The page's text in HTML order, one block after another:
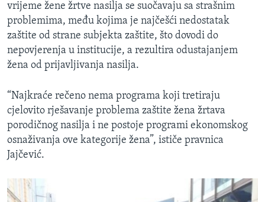
vrijeme žene žrtve nasilja se suočavaju sa strašnim
problemima, među kojima je najčešći nedostatak
zaštite od strane subjekta zaštite, što dovodi do
nepovjerenja u institucije, a rezultira odustajanjem
žena od prijavljivanja nasilja.
“Najkraće rečeno nema programa koji tretiraju
cjelovito rješavanje problema zaštite žena žrtava
porodičnog nasilja i ne postoje programi ekonomskog
osnaživanja ove kategorije žena”, ističe pravnica
Jajčević.